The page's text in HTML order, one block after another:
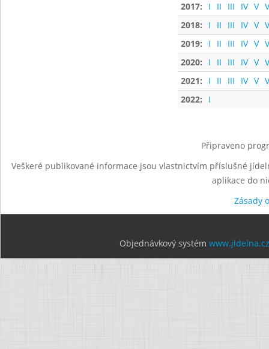
2017:
I II III IV V
2018:
I II III IV V
2019:
I II III IV V
2020:
I II III IV V
2021:
I II III IV V
2022:
I
Připraveno
Veškeré publikované informace jsou vlastnictvím příslušné
aplikace do
Zásady
Objednávkový systém www.jidelna.cz